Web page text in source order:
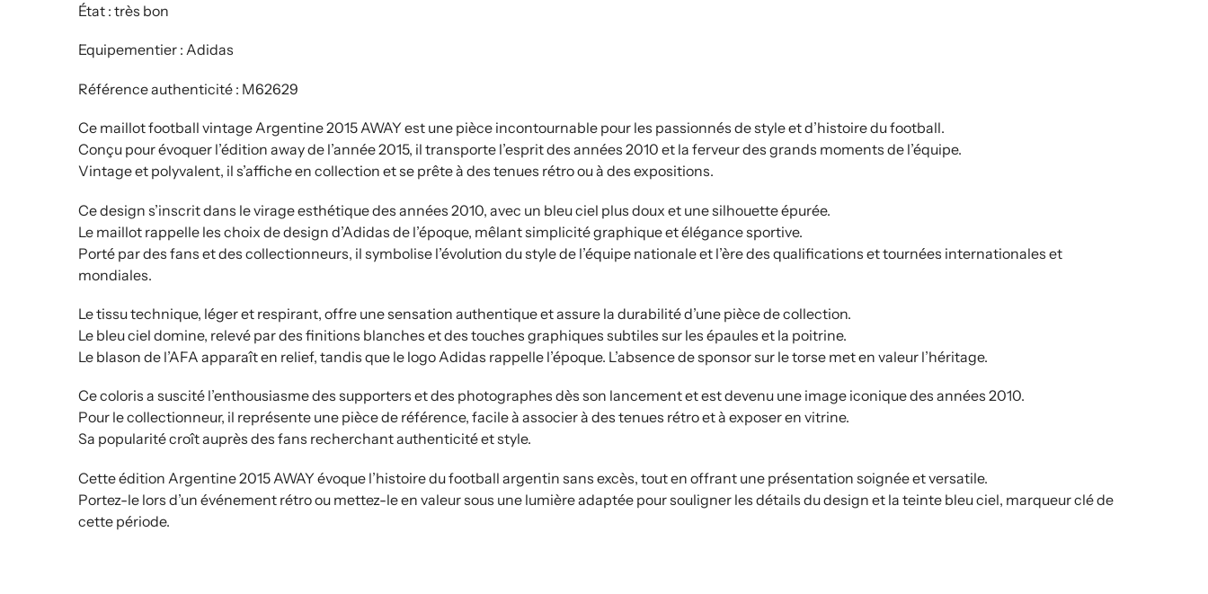
État : très bon
Equipementier : Adidas
Référence authenticité : M62629
Ce maillot football vintage Argentine 2015 AWAY est une pièce incontournable pour les passionnés de style et d’histoire du football.
Conçu pour évoquer l’édition away de l’année 2015, il transporte l’esprit des années 2010 et la ferveur des grands moments de l’équipe.
Vintage et polyvalent, il s’affiche en collection et se prête à des tenues rétro ou à des expositions.
Ce design s’inscrit dans le virage esthétique des années 2010, avec un bleu ciel plus doux et une silhouette épurée.
Le maillot rappelle les choix de design d’Adidas de l’époque, mêlant simplicité graphique et élégance sportive.
Porté par des fans et des collectionneurs, il symbolise l’évolution du style de l’équipe nationale et l’ère des qualifications et tournées internationales et
mondiales.
Le tissu technique, léger et respirant, offre une sensation authentique et assure la durabilité d’une pièce de collection.
Le bleu ciel domine, relevé par des finitions blanches et des touches graphiques subtiles sur les épaules et la poitrine.
Le blason de l’AFA apparaît en relief, tandis que le logo Adidas rappelle l’époque. L’absence de sponsor sur le torse met en valeur l’héritage.
Ce coloris a suscité l’enthousiasme des supporters et des photographes dès son lancement et est devenu une image iconique des années 2010.
Pour le collectionneur, il représente une pièce de référence, facile à associer à des tenues rétro et à exposer en vitrine.
Sa popularité croît auprès des fans recherchant authenticité et style.
Cette édition Argentine 2015 AWAY évoque l’histoire du football argentin sans excès, tout en offrant une présentation soignée et versatile.
Portez-le lors d’un événement rétro ou mettez-le en valeur sous une lumière adaptée pour souligner les détails du design et la teinte bleu ciel, marqueur clé de
cette période.